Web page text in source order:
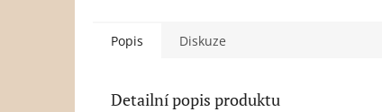
Popis Diskuze
Detailní popis produktu